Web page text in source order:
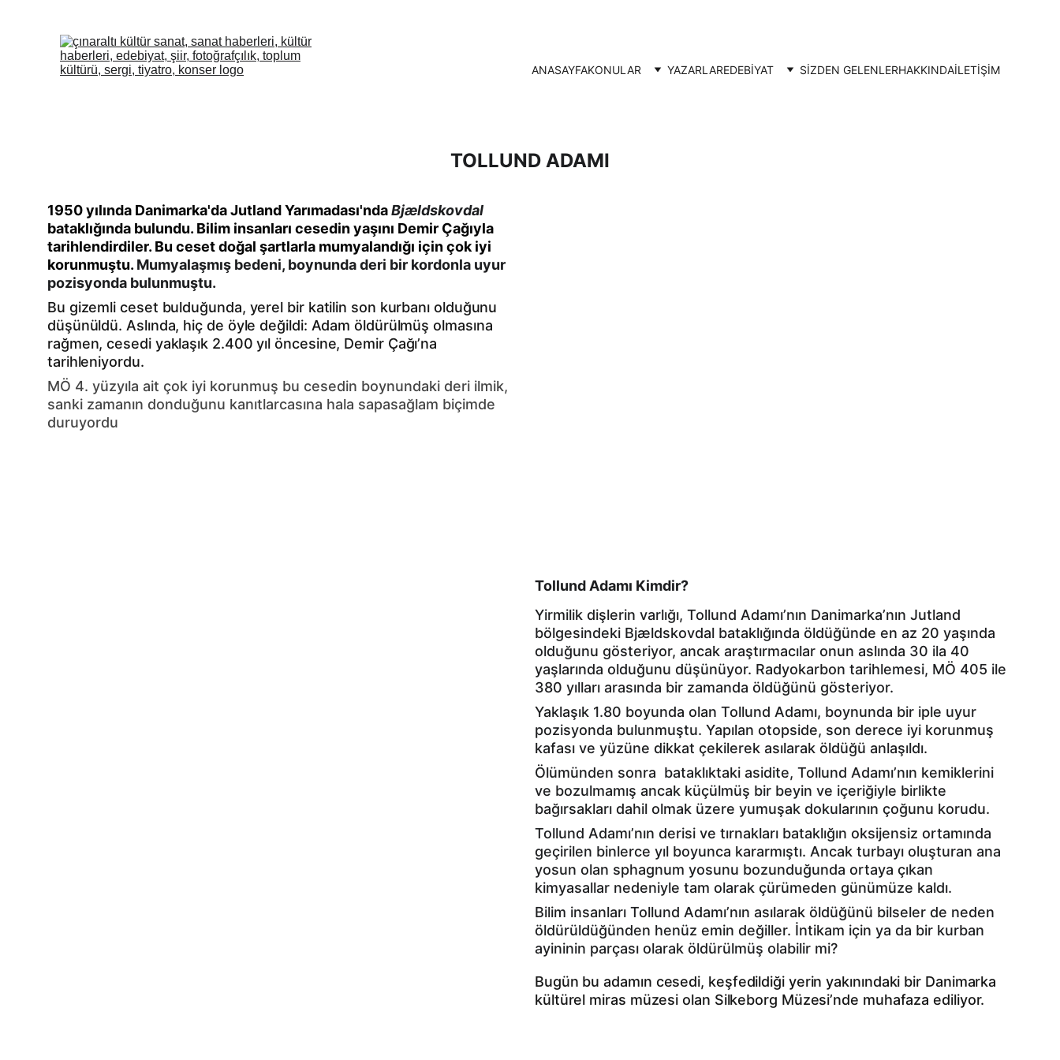
ANASAYFAKONULAR YAZARLAREDEBİYAT SİZDEN GELENLERHAKKINDAİLETIŞIM
TOLLUND ADAMI
1950 yılında Danimarka'da Jutland Yarımadası'nda Bjældskovdal
bataklığında bulundu. Bilim insanları cesedin yaşını Demir Çağıyla
tarihlendirdiler. Bu ceset doğal şartlarla mumyalandığı için çok iyi
korunmuştu. Mumyalaşmış bedeni, boynunda deri bir kordonla uyur
pozisyonda bulunmuştu.
Bu gizemli ceset bulduğunda, yerel bir katilin son kurbanı olduğunu
düşünüldü. Aslında, hiç de öyle değildi: Adam öldürülmüş olmasına
rağmen, cesedi yaklaşık 2.400 yıl öncesine, Demir Çağı’na
tarihleniyordu.
MÖ 4. yüzyıla ait çok iyi korunmuş bu cesedin boynundaki deri ilmik,
sanki zamanın donduğunu kanıtlarcasına hala sapasağlam biçimde
duruyordu
Tollund Adamı Kimdir?
Yirmilik dişlerin varlığı, Tollund Adamı’nın Danimarka’nın Jutland
bölgesindeki Bjældskovdal bataklığında öldüğünde en az 20 yaşında
olduğunu gösteriyor, ancak araştırmacılar onun aslında 30 ila 40
yaşlarında olduğunu düşünüyor. Radyokarbon tarihlemesi, MÖ 405 ile
380 yılları arasında bir zamanda öldüğünü gösteriyor.
Yaklaşık 1.80 boyunda olan Tollund Adamı, boynunda bir iple uyur
pozisyonda bulunmuştu. Yapılan otopside, son derece iyi korunmuş
kafası ve yüzüne dikkat çekilerek asılarak öldüğü anlaşıldı.
Ölümünden sonra  bataklıktaki asidite, Tollund Adamı’nın kemiklerini
ve bozulmamış ancak küçülmüş bir beyin ve içeriğiyle birlikte
bağırsakları dahil olmak üzere yumuşak dokularının çoğunu korudu.
Tollund Adamı’nın derisi ve tırnakları bataklığın oksijensiz ortamında
geçirilen binlerce yıl boyunca kararmıştı. Ancak turbayı oluşturan ana
yosun olan sphagnum yosunu bozunduğunda ortaya çıkan
kimyasallar nedeniyle tam olarak çürümeden günümüze kaldı.
Bilim insanları Tollund Adamı’nın asılarak öldüğünü bilseler de neden
öldürüldüğünden henüz emin değiller. İntikam için ya da bir kurban
ayininin parçası olarak öldürülmüş olabilir mi?
Bugün bu adamın cesedi, keşfedildiği yerin yakınındaki bir Danimarka
kültürel miras müzesi olan Silkeborg Müzesi’nde muhafaza ediliyor.